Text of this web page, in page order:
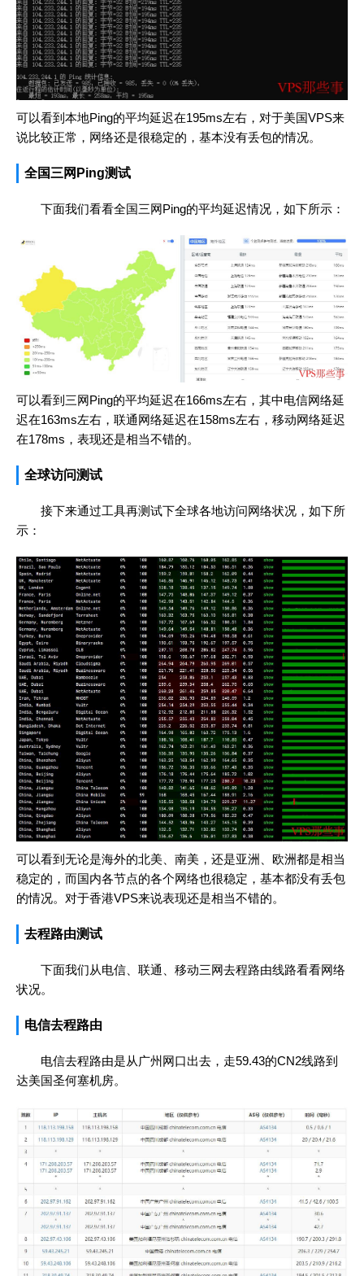
可以看到本地Ping的平均延迟在195ms左右，对于美国VPS来
说比较正常，网络还是很稳定的，基本没有丢包的情况。
全国三网Ping测试
下面我们看看全国三网Ping的平均延迟情况，如下所示：
可以看到三网Ping的平均延迟在166ms左右，其中电信网络延
迟在163ms左右，联通网络延迟在158ms左右，移动网络延迟
在178ms，表现还是相当不错的。
全球访问测试
接下来通过工具再测试下全球各地访问网络状况，如下所
示：
可以看到无论是海外的北美、南美，还是亚洲、欧洲都是相当
稳定的，而国内各节点的各个网络也很稳定，基本都没有丢包
的情况。对于香港VPS来说表现还是相当不错的。
去程路由测试
下面我们从电信、联通、移动三网去程路由线路看看网络
状况。
电信去程路由
电信去程路由是从广州网口出去，走59.43的CN2线路到
达美国圣何塞机房。